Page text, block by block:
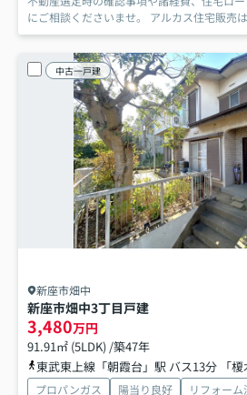
にご相談くださいませ。 アルカ
中古一戸建
新座市畑中
新座市畑中3丁目戸建
3,480万円
91.91㎡ (5LDK) /築47年
東武東上線「朝霞台」駅 バス13分 「
プロパンガス 陽当り良好 リフォーム